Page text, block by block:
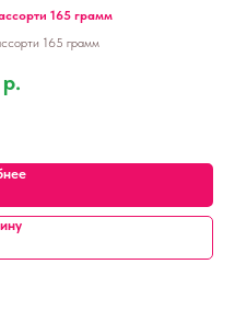
165 грамм
165 грамм
р.